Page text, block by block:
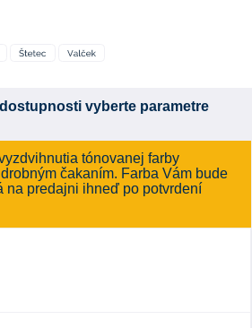
vyberte parametre
tónovanej farby
čakaním. Farba Vám bude
na predajni ihneď po potvrdení